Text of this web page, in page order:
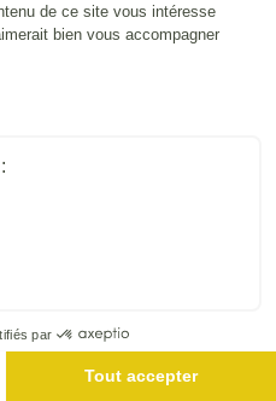
de ce site vous intéresse
bien vous accompagner
par
Tout accepter
CLÔTURES
MOQUET
internet
MOQUET